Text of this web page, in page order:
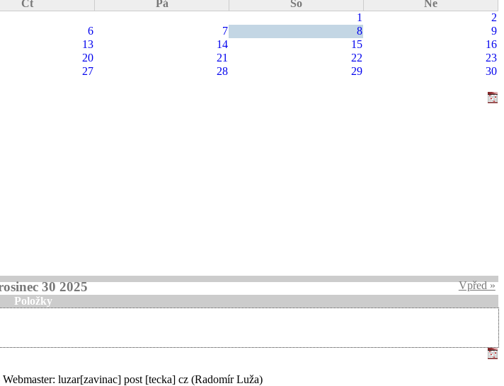
Čt Pá So
Ne
1
2
6 7 8
9
13 14 15
16
20 21 22
23
27 28 29
30
30 2025
Vpřed »
Položky
luzar[zavinac] post [tecka] cz (Radomír Luža)